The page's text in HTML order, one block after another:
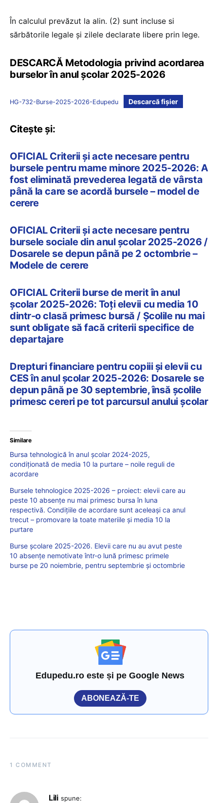
În calculul prevăzut la alin. (2) sunt incluse si
sărbătorile legale și zilele declarate libere prin lege.
DESCARCĂ Metodologia privind acordarea
burselor în anul școlar 2025-2026
HG-732-Burse-2025-2026-Edupedu Descarcă fișier
Citește și:
OFICIAL Criterii și acte necesare pentru
bursele pentru mame minore 2025-2026: A
fost eliminată prevederea legată de vârsta
până la care se acordă bursele – model de
cerere
OFICIAL Criterii și acte necesare pentru
bursele sociale din anul școlar 2025-2026 /
Dosarele se depun până pe 2 octombrie –
Modele de cerere
OFICIAL Criterii burse de merit în anul
școlar 2025-2026: Toți elevii cu media 10
dintr-o clasă primesc bursă / Școlile nu mai
sunt obligate să facă criterii specifice de
departajare
Drepturi financiare pentru copiii și elevii cu
CES în anul școlar 2025-2026: Dosarele se
depun până pe 30 septembrie, însă școlile
primesc cereri pe tot parcursul anului școlar
Similare
Bursa tehnologică în anul școlar 2024-2025,
condiționată de media 10 la purtare – noile reguli de
acordare
Bursele tehnologice 2025-2026 – proiect: elevii care au
peste 10 absențe nu mai primesc bursa în luna
respectivă. Condițiile de acordare sunt aceleași ca anul
trecut – promovare la toate materiile și media 10 la
purtare
Burse școlare 2025-2026. Elevii care nu au avut peste
10 absențe nemotivate într-o lună primesc primele
burse pe 20 noiembrie, pentru septembrie și octombrie
Edupedu.ro este și pe Google News
ABONEAZĂ-TE
1 COMMENT
Lili spune: